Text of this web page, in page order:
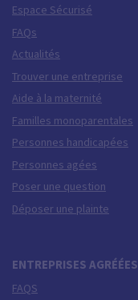
Espace Sécurisé
FAQs
Actualités
Trouver une entreprise
Aide à la maternité
Familles monoparentales
Personnes handicapées
Personnes agées
Poser une question
Déposer une plainte
ENTREPRISES AGRÉÉES
FAQS